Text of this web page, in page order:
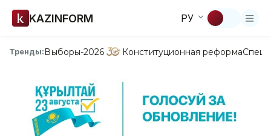
KAZINFORM РУ
Тренды:Выборы-2026 Конституционная реформа